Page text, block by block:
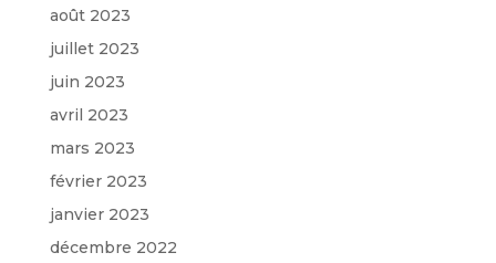
août 2023
juillet 2023
juin 2023
avril 2023
mars 2023
février 2023
janvier 2023
décembre 2022